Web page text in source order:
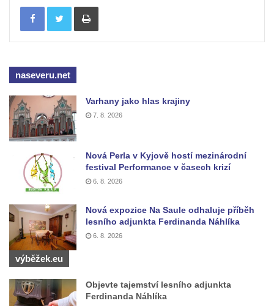
Milešovka
Radobýl
divadle u Hamru na Jezeře
Geopark VlnoKam u Brozan nad Ohří
Jeskyně Pusté kostely u Svitavy
Skalní brána u Svojkova
Vyhlídka ve Svojkovských skalách
Vyhlídka pod Tisovým vrchem u Svojkova
Skalní okna Kolonáda u Svojkova
Slavíček
Jeskyně Staré časy u Svojkova
Klíč
Tisknout
naseveru.net
Varhany jako hlas krajiny
7. 8. 2026
Nová Perla v Kyjově hostí mezinárodní
festival Performance v časech krizí
6. 8. 2026
Nová expozice Na Saule odhaluje příběh
lesního adjunkta Ferdinanda Náhlíka
6. 8. 2026
výběžek.eu
Objevte tajemství lesního adjunkta
Ferdinanda Náhlíka